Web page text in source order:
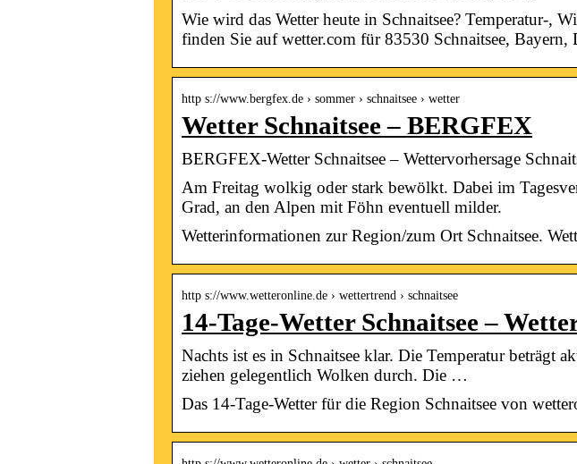
Wie wird das Wetter heute in Schnaitsee? Temperatur-,
finden Sie auf wetter.com für 83530 Schnaitsee, Bayern,
http s://www.bergfex.de › sommer › schnaitsee › wetter
Wetter Schnaitsee – BERGFEX
BERGFEX-Wetter Schnaitsee – Wettervorhersage
Am Freitag wolkig oder stark bewölkt. Dabei im
Grad, an den Alpen mit Föhn eventuell milder.
Wetterinformationen zur Region/zum Ort Schnaitsee.
http s://www.wetteronline.de › wettertrend › schnaitsee
14-Tage-Wetter Schnaitsee –
Nachts ist es in Schnaitsee klar. Die Temperatur beträgt
ziehen gelegentlich Wolken durch. Die …
Das 14-Tage-Wetter für die Region Schnaitsee von